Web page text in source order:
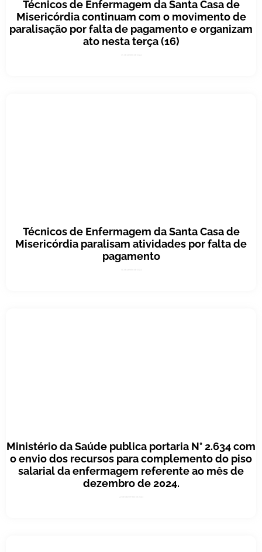
Técnicos de Enfermagem da Santa Casa de
Misericórdia continuam com o movimento de
paralisação por falta de pagamento e organizam
ato nesta terça (16)
Técnicos de Enfermagem da Santa Casa de
Misericórdia paralisam atividades por falta de
pagamento
Ministério da Saúde publica portaria N° 2.634 com
o envio dos recursos para complemento do piso
salarial da enfermagem referente ao mês de
dezembro de 2024.